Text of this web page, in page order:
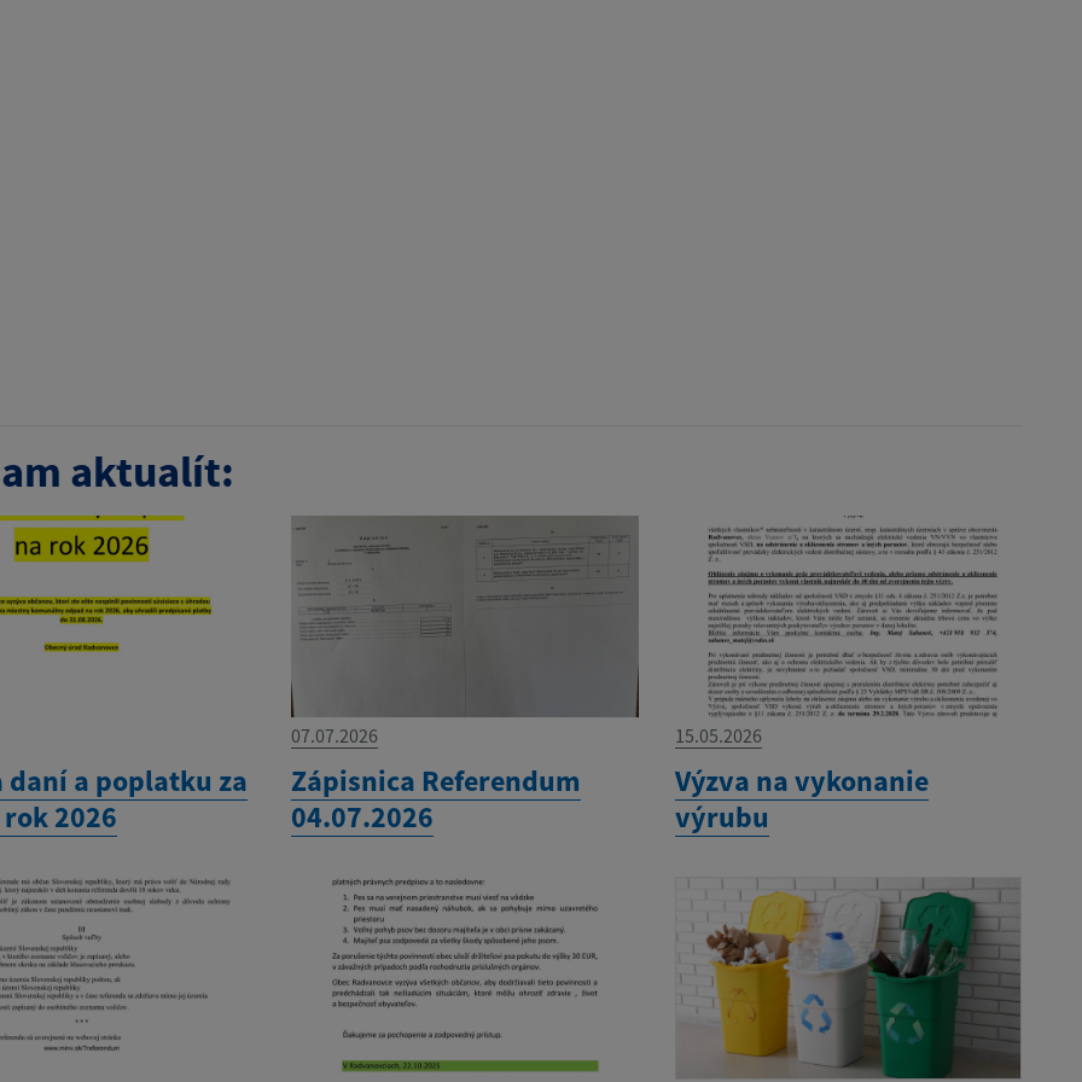
aktualít:
daní a poplatku za
rok 2026
07.07.2026
Zápisnica Referendum
04.07.2026
15.05.2026
Výzva na vykonanie
výrubu